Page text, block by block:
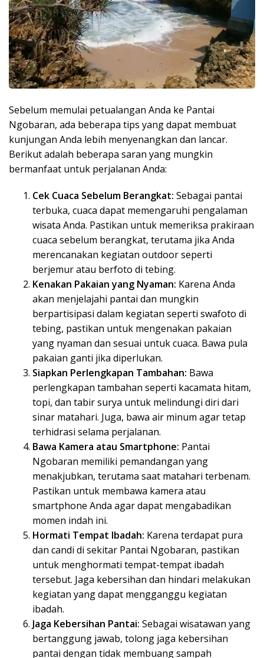
Sebelum memulai petualangan Anda ke Pantai
Ngobaran, ada beberapa tips yang dapat membuat
kunjungan Anda lebih menyenangkan dan lancar.
Berikut adalah beberapa saran yang mungkin
bermanfaat untuk perjalanan Anda:
Cek Cuaca Sebelum Berangkat: Sebagai pantai
terbuka, cuaca dapat memengaruhi pengalaman
wisata Anda. Pastikan untuk memeriksa prakiraan
cuaca sebelum berangkat, terutama jika Anda
merencanakan kegiatan outdoor seperti
berjemur atau berfoto di tebing.
Kenakan Pakaian yang Nyaman: Karena Anda
akan menjelajahi pantai dan mungkin
berpartisipasi dalam kegiatan seperti swafoto di
tebing, pastikan untuk mengenakan pakaian
yang nyaman dan sesuai untuk cuaca. Bawa pula
pakaian ganti jika diperlukan.
Siapkan Perlengkapan Tambahan: Bawa
perlengkapan tambahan seperti kacamata hitam,
topi, dan tabir surya untuk melindungi diri dari
sinar matahari. Juga, bawa air minum agar tetap
terhidrasi selama perjalanan.
Bawa Kamera atau Smartphone: Pantai
Ngobaran memiliki pemandangan yang
menakjubkan, terutama saat matahari terbenam.
Pastikan untuk membawa kamera atau
smartphone Anda agar dapat mengabadikan
momen indah ini.
Hormati Tempat Ibadah: Karena terdapat pura
dan candi di sekitar Pantai Ngobaran, pastikan
untuk menghormati tempat-tempat ibadah
tersebut. Jaga kebersihan dan hindari melakukan
kegiatan yang dapat mengganggu kegiatan
ibadah.
Jaga Kebersihan Pantai: Sebagai wisatawan yang
bertanggung jawab, tolong jaga kebersihan
pantai dengan tidak membuang sampah